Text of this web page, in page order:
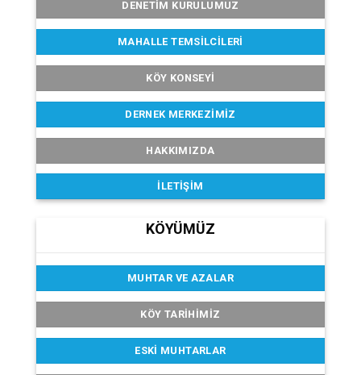
DENETIM KURULUMUZ
MAHALLE TEMSILCILERI
KÖY KONSEYI
DERNEK MERKEZIMIZ
HAKKIMIZDA
İLETIŞIM
KÖYÜMÜZ
MUHTAR VE AZALAR
KÖY TARIHIMIZ
ESKI MUHTARLAR